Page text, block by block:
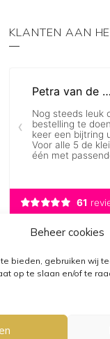
Beheer cookies
bieden, gebruiken wij
op te slaan en/of te
KLANTEN AAN